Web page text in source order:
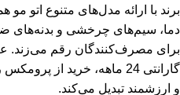
برند با ارائه مدل‌های متنوع اتو
دما، سیم‌های چرخشی و بدنه‌های ضد
برای مصرف‌کنندگان رقم می‌زند.
گارانتی 24 ماهه، خرید از
و ارزشمند تبدیل می‌کند.